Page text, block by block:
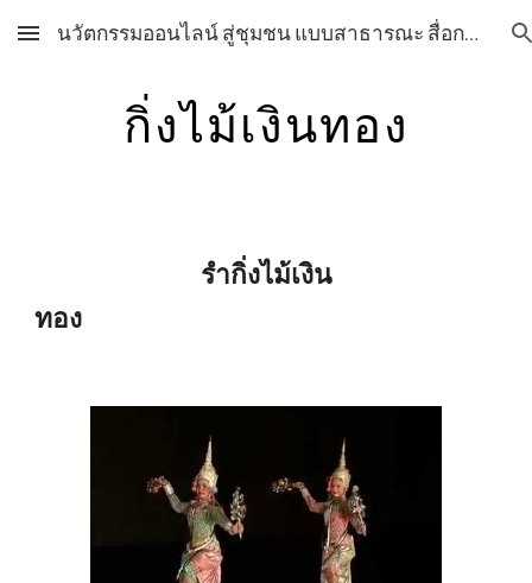
Skip to main content Skip to navigation
นวัตกรรมออนไลน์ สู่ชุมชน แบบสาธารณะ สื่อการเรียนการสอน วิชาศิลปะ กลุ่มสาระการเรียนรู้ศิลปะ โรงเรียนสุราษฎร์พิทยา สื่อการเรียนการสอน วิชาศิลปะ กลุ่มสาระการเรียนรู้ศิลปะ โรงเรียนสุราษฎร์พิทยา
กิ่งไม้เงินทอง
รำกิ่งไม้เงิน
ทอง